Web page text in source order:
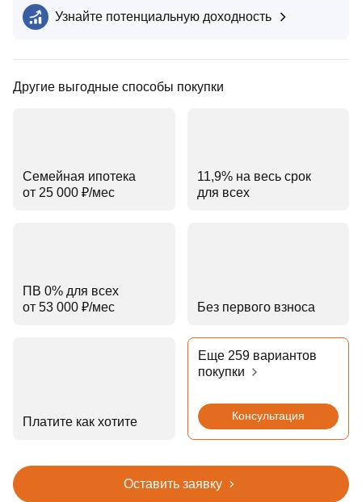
Узнайте потенциальную доходность
Другие выгодные способы покупки
Семейная ипотека
от 25 000 ₽⁠/⁠мес
11,9% на весь срок
для всех
ПВ 0% для всех
от 53 000 ₽⁠/⁠мес
Без первого взноса
Платите как хотите
Еще 259 вариантов
покупки
Консультация
Оставить заявку